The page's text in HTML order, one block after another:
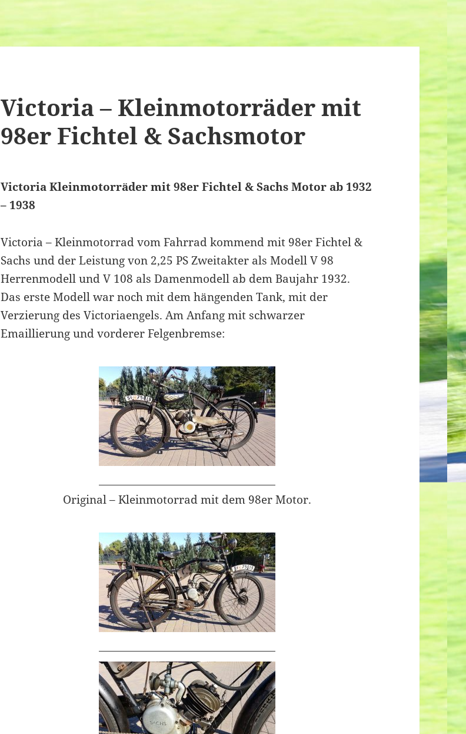
Victoria – Kleinmotorräder mit
98er Fichtel & Sachsmotor
Victoria Kleinmotorräder mit 98er Fichtel & Sachs Motor ab 1932
– 1938
Victoria – Kleinmotorrad vom Fahrrad kommend mit 98er Fichtel &
Sachs und der Leistung von 2,25 PS Zweitakter als Modell V 98
Herrenmodell und V 108 als Damenmodell ab dem Baujahr 1932.
Das erste Modell war noch mit dem hängenden Tank, mit der
Verzierung des Victoriaengels. Am Anfang mit schwarzer
Emaillierung und vorderer Felgenbremse:
Original – Kleinmotorrad mit dem 98er Motor.